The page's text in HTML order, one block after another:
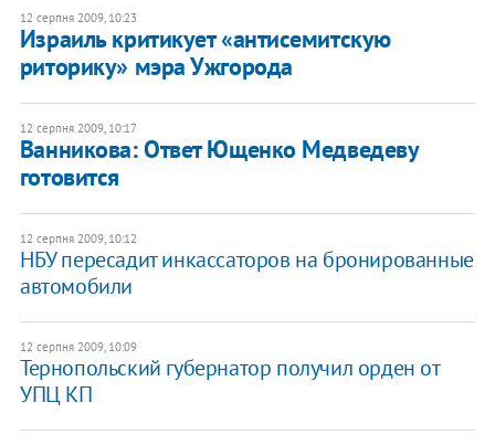
12 серпня 2009, 10:23
Израиль критикует «антисемитскую
риторику» мэра Ужгорода
12 серпня 2009, 10:17
Ванникова: Ответ Ющенко Медведеву
готовится
12 серпня 2009, 10:12
НБУ пересадит инкассаторов на бронированные
автомобили
12 серпня 2009, 10:09
Тернопольский губернатор получил орден от
УПЦ КП